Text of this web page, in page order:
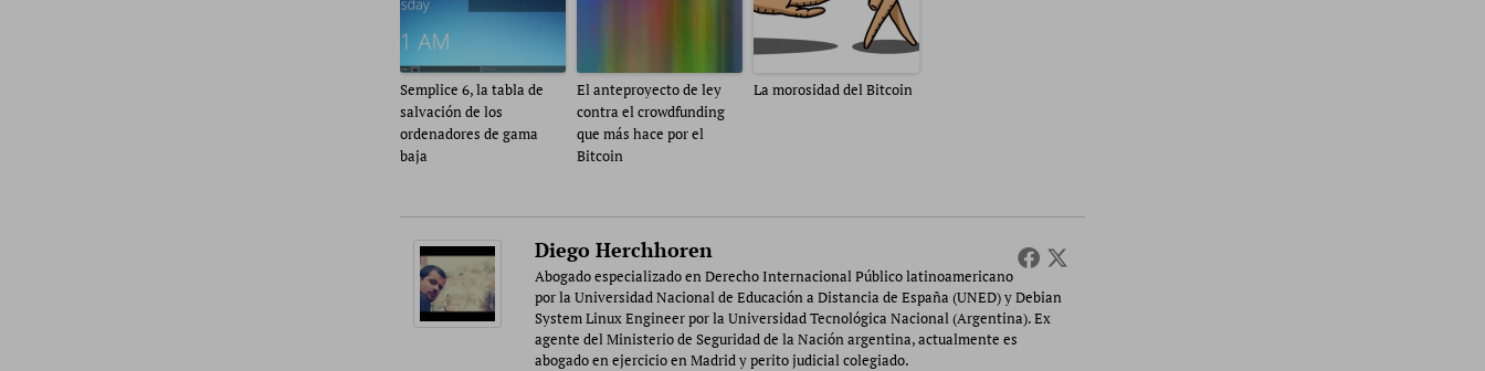
Semplice 6, la tabla de
salvación de los
ordenadores de gama
baja
El anteproyecto de ley
contra el crowdfunding
que más hace por el
Bitcoin
La morosidad del Bitcoin
Diego Herchhoren
Abogado especializado en Derecho Internacional Público latinoamericano
por la Universidad Nacional de Educación a Distancia de España (UNED) y Debian
System Linux Engineer por la Universidad Tecnológica Nacional (Argentina). Ex
agente del Ministerio de Seguridad de la Nación argentina, actualmente es
abogado en ejercicio en Madrid y perito judicial colegiado.